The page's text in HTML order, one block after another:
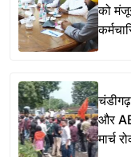
को
चंडीगढ़
और
मार्च